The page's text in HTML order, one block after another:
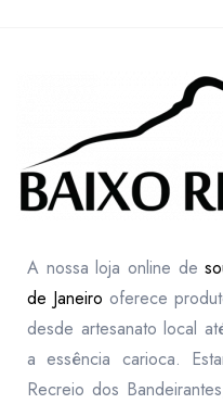
A nossa loja online de
de Janeiro oferece
desde artesanato local
a essência carioca.
Recreio dos